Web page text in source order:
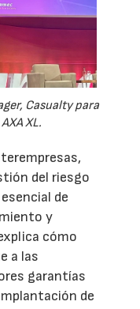
Casualty para
XL.
del riesgo
de
y
cómo
a las
garantías
de